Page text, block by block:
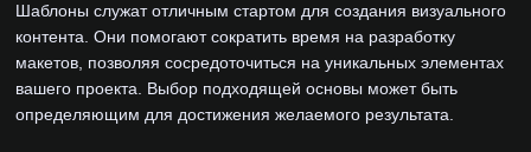
Шаблоны служат отличным стартом для создания визуального
контента. Они помогают сократить время на разработку
макетов, позволяя сосредоточиться на уникальных элементах
вашего проекта. Выбор подходящей основы может быть
определяющим для достижения желаемого результата.